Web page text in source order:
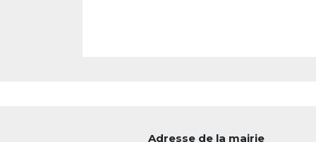
Adresse de la mairie